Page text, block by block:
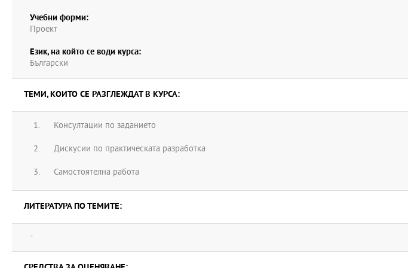
Учебни форми:
Проект
Език, на който се води курса:
Български
ТЕМИ, КОИТО СЕ РАЗГЛЕЖДАТ В КУРСА:
Консултации по заданието
Дискусии по практическата разработка
Самостоятелна работа
ЛИТЕРАТУРА ПО ТЕМИТЕ:
-